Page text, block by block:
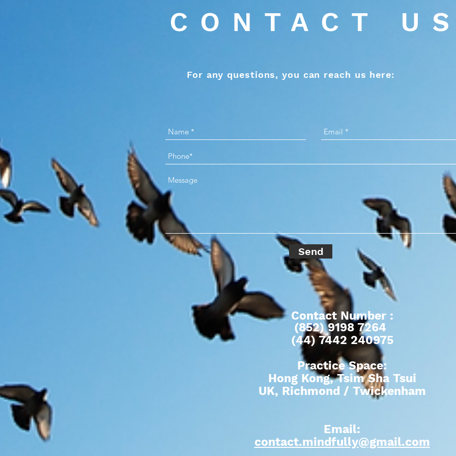
CONTACT
For any questions, you can reach us here:
Send
Contact Number :
(852) 9198 7264
(44) 7442 240975
Practice Space:
Hong Kong, Tsim Sha Tsui
UK, Richmond / Twickenham
Email:
contact.mindfully@gmail.com